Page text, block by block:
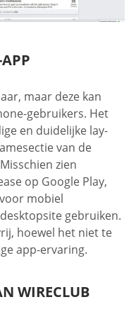
maar deze kan
gebruikers. Het
en duidelijke lay-
van de
zien
op Google Play,
mobiel
gebruiken.
hoewel het niet te
app-ervaring.
WIRECLUB